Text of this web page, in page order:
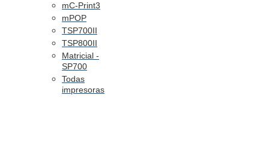
mC-Print3
mPOP
TSP700II
TSP800II
Matricial -
SP700
Todas
impresoras